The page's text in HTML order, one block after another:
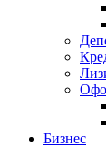
Бизнес